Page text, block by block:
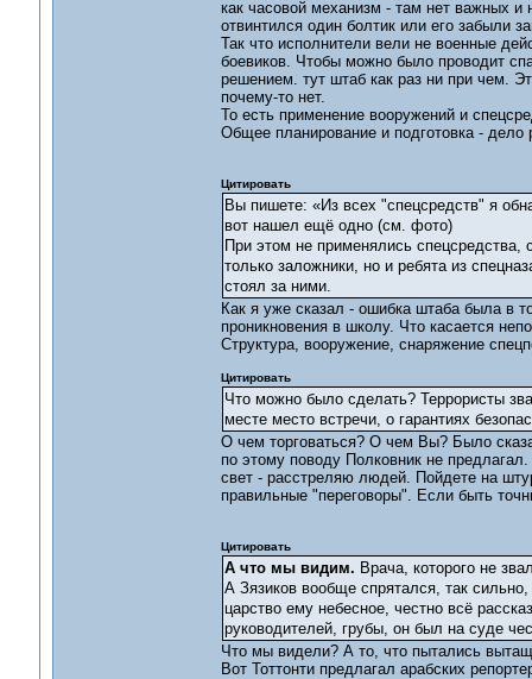
как часовой механизм - там нет важных
отвинтился один болтик или его забыли
Так что исполнители вели не военные
боевиков. Чтобы можно было проводит
решением. тут штаб как раз ни при чем.
почему-то нет.
То есть применение вооружений и
Общее планирование и подготовка - дело
Цитировать
Вы пишете: «Из всех "спецсредств" я
вот нашел ещё одно (см. фото)
При этом не применялись спецсредства,
только заложники, но и ребята из
стоял за ними.
Как я уже сказал - ошибка штаба была в
проникновения в школу. Что касается
Структура, вооружение, снаряжение
Цитировать
Что можно было сделать? Террористы
месте место встречи, о гарантиях
О чем торговаться? О чем Вы? Было
по этому поводу Полковник не
свет - расстреляю людей. Пойдете на
правильные "переговоры". Если быть
Цитировать
А что мы видим. Врача, которого не
А Зязиков вообще спрятался, так
царство ему небесное, честно всё
руководителей, грубы, он был на суде
Что мы видели? А то, что пытались
Вот Тоттонти предлагал арабских